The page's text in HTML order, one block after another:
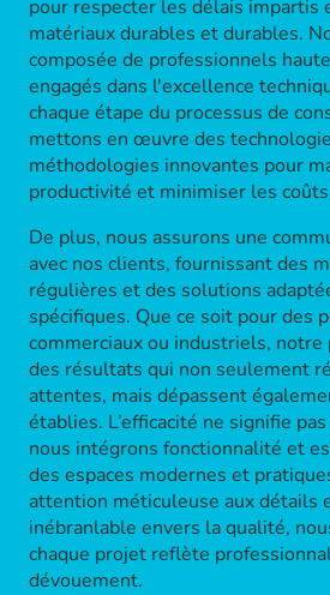
pour respecter les délais impartis
matériaux durables et durables.
composée de professionnels
engagés dans l'excellence
chaque étape du processus de
mettons en œuvre des
méthodologies innovantes pour
productivité et minimiser les
De plus, nous assurons une
avec nos clients, fournissant des
régulières et des solutions
spécifiques. Que ce soit pour des
commerciaux ou industriels,
des résultats qui non seulement
attentes, mais dépassent
établies. L’efficacité ne signifie
nous intégrons fonctionnalité et
des espaces modernes et
attention méticuleuse aux détails
inébranlable envers la qualité,
chaque projet reflète
dévouement.